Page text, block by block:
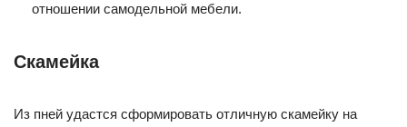
отношении самодельной мебели.
Скамейка
Из пней удастся сформировать отличную скамейку на